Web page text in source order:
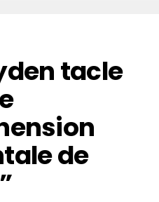
tacle
de